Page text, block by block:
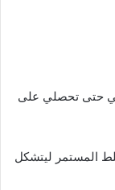
حتى تحصلي على
المستمر ليتشكل